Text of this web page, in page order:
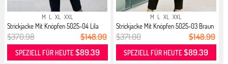
M L XL XXL
Strickjacke Mit Knöpfen 5025-04 Lila
$370.98 $148.99
SPEZIELL FÜR HEUTE$89.39
M L XL XXL
Strickjacke Mit Knöpfen 5025-03 Braun
$371.00 $148.99
SPEZIELL FÜR HEUTE$89.39